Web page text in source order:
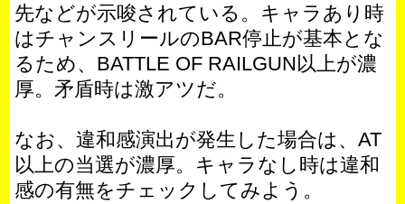
先などが示唆されている。キャラあり時
はチャンスリールのBAR停止が基本とな
るため、BATTLE OF RAILGUN以上が濃
厚。矛盾時は激アツだ。
なお、違和感演出が発生した場合は、AT
以上の当選が濃厚。キャラなし時は違和
感の有無をチェックしてみよう。